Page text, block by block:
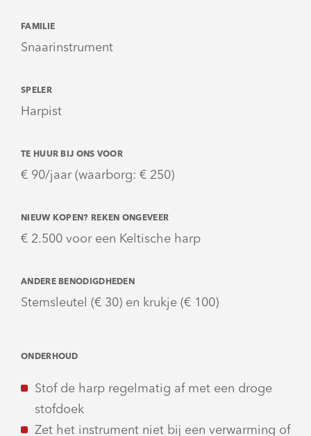
FAMILIE
Snaarinstrument
SPELER
Harpist
TE HUUR BIJ ONS VOOR
€ 90/jaar (waarborg: € 250)
NIEUW KOPEN? REKEN ONGEVEER
€ 2.500 voor een Keltische harp
ANDERE BENODIGDHEDEN
Stemsleutel (€ 30) en krukje (€ 100)
ONDERHOUD
Stof de harp regelmatig af met een droge
stofdoek
Zet het instrument niet bij een verwarming of